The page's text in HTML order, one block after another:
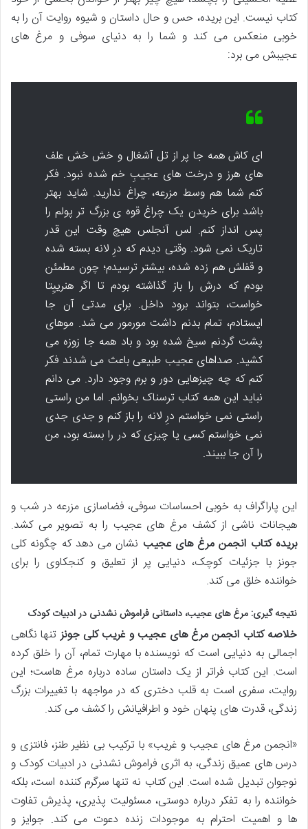
کتاب نیست. این بریده، حس و حال داستان و شیوه روایت آن را به
خوبی منعکس می کند و شما را به دنیای سوفی و مرغ های
عجیبش می برد:
ای کاش همه جا پر از تل آشغال و خش خش علف
های هرز و درخت های عجیبِ خم شده نبود. فکر
کنم شما هم وسط مزرعه، چراغ ندارید. شاید بهتر
باشد برای خریدن یک چراغ قوه ی بزرگ تر پولم را
پس انداز کنم. لس آنجلس هیچ وقت این قدر
تاریک نمی شود. وقتی دیدم که درِ لانه بسته شده
و قفلش هم زده شده، بیشتر ترسیدم؛ چون مطمئن
بودم که درش را باز گذاشته بودم تا اگر هنرییِتا
خواست، بتواند برود داخل. برای مدتی آن جا
ایستادم، تمام بدنم داشت مورمور می شد. موهای
پشت گردنم سیخ شده بود و باد همه جا زوزه می
کشید. صداهای عجیب طبیعی باعث می شدند فکر
کنم که چه چیزهایی دور و برم وجود دارد. می دانم
نباید این همه کتاب ترسناک بخوانم. اما من راستی
راستی نمی خواستم درِ لانه را باز کنم و جدی جدی
نمی خواستم کسی یا چیزی که در را بسته بود، من
را آن جا ببیند.
این پاراگراف به خوبی احساسات سوفی، فضاسازی مزرعه در شب و
هیجانات ناشی از کشف مرغ های عجیب را به تصویر می کشد.
بریده کتاب انجمن مرغ های عجیب نشان می دهد که چگونه کلی
جونز با جزئیات کوچک، دنیایی پر از تعلیق و کنجکاوی را برای
خواننده خلق می کند.
نتیجه گیری: مرغ های عجیب، داستانی فراموش نشدنی در ادبیات کودک
خلاصه کتاب انجمن مرغ های عجیب و غریب کلی جونزتنها نگاهی
اجمالی به دنیایی است که نویسنده با مهارت تمام، آن را خلق کرده
است. این کتاب فراتر از یک داستان ساده درباره مرغ هاست؛ این
روایت، سفری است به قلب دختری که در مواجهه با تغییرات بزرگ
زندگی، قدرت های پنهان خود و اطرافیانش را کشف می کند.
«انجمن مرغ های عجیب و غریب» با ترکیب بی نظیر طنز، فانتزی و
درس های عمیق زندگی، به اثری فراموش نشدنی در ادبیات کودک و
نوجوان تبدیل شده است. این کتاب نه تنها سرگرم کننده است، بلکه
خواننده را به تفکر درباره دوستی، مسئولیت پذیری، پذیرش تفاوت
ها و اهمیت احترام به موجودات زنده دعوت می کند. جوایز و